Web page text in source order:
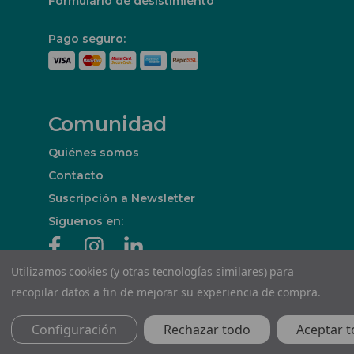
Pago seguro:
Comunidad
Quiénes somos
Contacto
Suscripción a Newsletter
Síguenos en:
© Decó Distribució de Guix Laminat, S.L.
Todos los derechos reservados 2026
Utilizamos cookies (y otras tecnologías similares) para
recopilar datos a fin de mejorar su experiencia de compra.
Configuración Rechazar todo Aceptar